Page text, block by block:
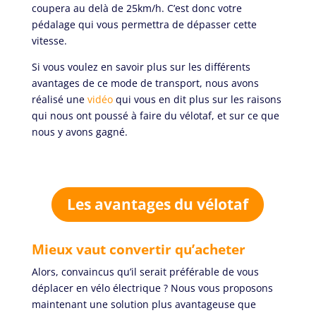
coupera au delà de 25km/h. C’est donc votre
pédalage qui vous permettra de dépasser cette
vitesse.
Si vous voulez en savoir plus sur les différents
avantages de ce mode de transport, nous avons
réalisé une vidéoqui vous en dit plus sur les raisons
qui nous ont poussé à faire du vélotaf, et sur ce que
nous y avons gagné.
Les avantages du vélotaf
Mieux vaut convertir qu’acheter
Alors, convaincus qu’il serait préférable de vous
déplacer en vélo électrique ? Nous vous proposons
maintenant une solution plus avantageuse que